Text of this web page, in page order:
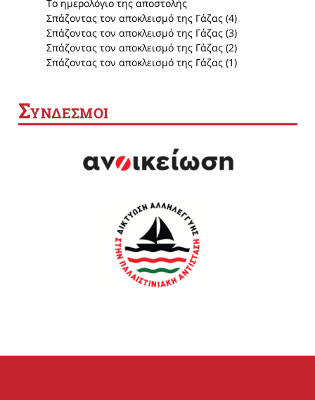
Το ημερολόγιο της αποστολής
Σπάζοντας τον αποκλεισμό της Γάζας (4)
Σπάζοντας τον αποκλεισμό της Γάζας (3)
Σπάζοντας τον αποκλεισμό της Γάζας (2)
Σπάζοντας τον αποκλεισμό της Γάζας (1)
ΣΥΝΔΕΣΜΟΙ